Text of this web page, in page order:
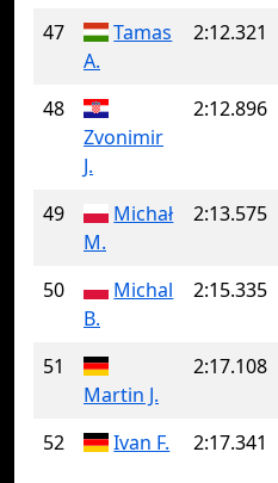
47
Tamas
A.
2:12.321
48
Zvonimir
J.
2:12.896
49
Michał
M.
2:13.575
50
Michal
B.
2:15.335
51
Martin J.
2:17.108
52 Ivan F. 2:17.341